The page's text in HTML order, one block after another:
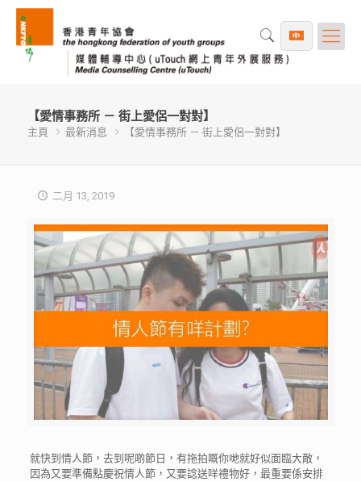
【愛情事務所 － 街上愛侶一對對】
主頁 最新消息 【愛情事務所 － 街上愛侶一對對】
二月 13, 2019
就快到情人節，去到呢啲節日，有拖拍嘅你哋就好似面臨大敵，
因為又要準備點慶祝情人節，又要諗送咩禮物好，最重要係安排